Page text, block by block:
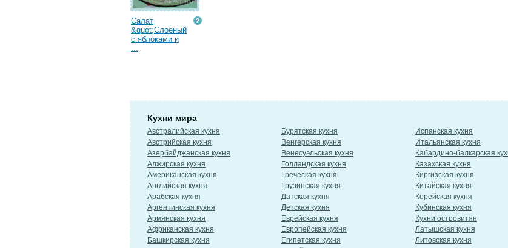
Салат
&quot;Слоеный
с яблоками и
...
Кухни мира
Австралийская кухня
Австрийская кухня
Азербайджанская кухня
Алжирская кухня
Американская кухня
Английская кухня
Арабская кухня
Аргентинская кухня
Армянская кухня
Африканская кухня
Башкирская кухня
Бурятская кухня
Венгерская кухня
Венесуэльская кухня
Голландская кухня
Греческая кухня
Грузинская кухня
Датская кухня
Детская кухня
Еврейская кухня
Европейская кухня
Египетская кухня
Испанская кухня
Итальянская кухня
Кабардино-балкарская
Казахская кухня
Киргизская кухня
Китайская кухня
Корейская кухня
Кубинская кухня
Кухни островитян
Латышская кухня
Литовская кухня